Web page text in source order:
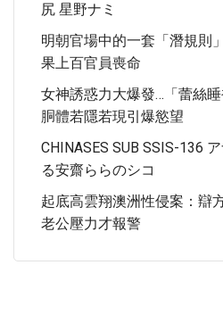
尻 星野ナミ
明朝官場中的一套「潛規則
果上百官員喪命
女神誘惑力大爆發…「蕾絲
胴體若隱若現引爆慾望
CHINASES SUB SSIS-136
る安齋ららのシコ
起底高雲翔澳洲性侵案：辯
老公壓力才報警